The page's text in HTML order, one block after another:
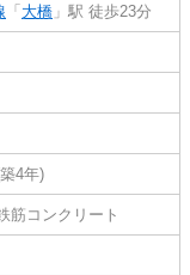
「 大橋 」駅 徒歩23分
4年)
筋コンクリート